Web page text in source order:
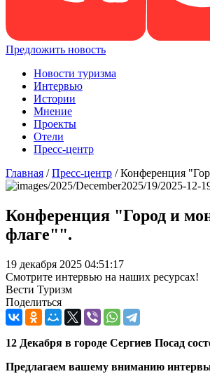
Предложить новость
Новости туризма
Интервью
Истории
Мнение
Проекты
Отели
Пресс-центр
Главная /Пресс-центр /Конференция
Конференция "Город и
флаге"".
19 декабря 2025 04:51:17
Смотрите интервью на наших ресурсах!
Вести Туризм
Поделиться
12 Декабря в городе Сергиев Посад
Предлагаем вашему вниманию